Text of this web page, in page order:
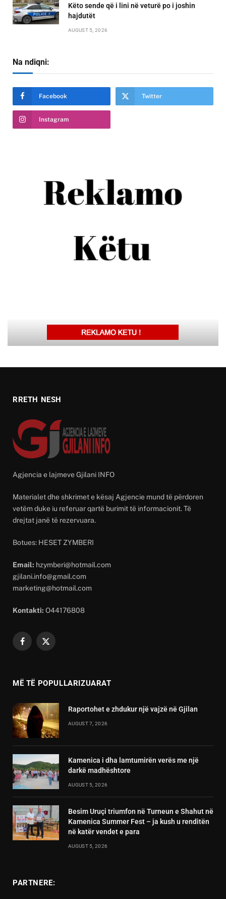
Këto sende që i lini në veturë po i joshin
hajdutët
AUGUST 5, 2026
Na ndiqni:
Facebook Twitter
Instagram
RRETH NESH
Agjencia e lajmeve Gjilani INFO
Materialet dhe shkrimet e kësaj Agjencie mund të përdoren
vetëm duke iu referuar qartë burimit të informacionit. Të
drejtat janë të rezervuara.
Botues: HESET ZYMBERI
Email: hzymberi@hotmail.com
gjilani.info@gmail.com
marketing@hotmail.com
Kontakti: O44176808
Facebook
X
MË TË POPULLARIZUARAT
Raportohet e zhdukur një vajzë në Gjilan
AUGUST 7, 2026
Kamenica i dha lamtumirën verës me një
darkë madhështore
AUGUST 5, 2026
Besim Uruçi triumfon në Turneun e Shahut në
Kamenica Summer Fest – ja kush u renditën
në katër vendet e para
AUGUST 5, 2026
PARTNERE: